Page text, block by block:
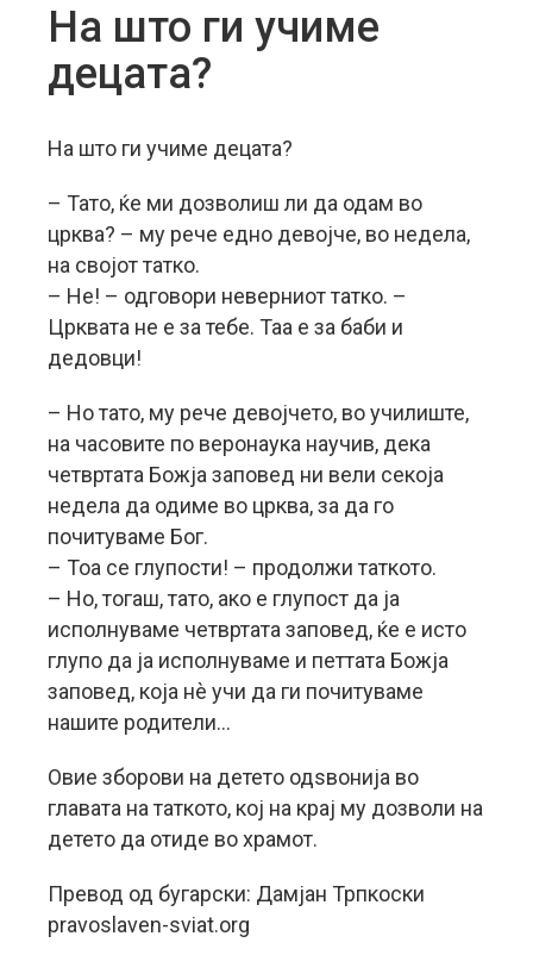
На што ги учиме
децата?
На што ги учиме децата?
– Тато, ќе ми дозволиш ли да одам во
црква? – му рече едно девојче, во недела,
на својот татко.
– Не! – одговори неверниот татко. –
Црквата не е за тебе. Таа е за баби и
дедовци!
– Но тато, му рече девојчето, во училиште,
на часовите по веронаука научив, дека
четвртата Божја заповед ни вели секоја
недела да одиме во црква, за да го
почитуваме Бог.
– Тоа се глупости! – продолжи таткото.
– Но, тогаш, тато, ако е глупост да ја
исполнуваме четвртата заповед, ќе е исто
глупо да ја исполнуваме и петтата Божја
заповед, која нè учи да ги почитуваме
нашите родители…
Овие зборови на детето одѕвонија во
главата на таткото, кој на крај му дозволи на
детето да отиде во храмот.
Превод од бугарски: Дамјан Трпкоски
pravoslaven-sviat.org